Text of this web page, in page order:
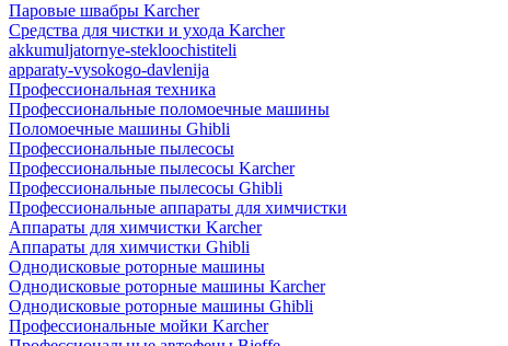
Паровые швабры Karcher
Средства для чистки и ухода Karcher
akkumuljatornye-stekloochistiteli
apparaty-vysokogo-davlenija
Профессиональная техника
Профессиональные поломоечные машины
Поломоечные машины Ghibli
Профессиональные пылесосы
Профессиональные пылесосы Karcher
Профессиональные пылесосы Ghibli
Профессиональные аппараты для химчистки
Аппараты для химчистки Karcher
Аппараты для химчистки Ghibli
Однодисковые роторные машины
Однодисковые роторные машины Karcher
Однодисковые роторные машины Ghibli
Профессиональные мойки Karcher